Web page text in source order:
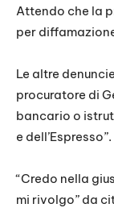
Attendo che la
per
Le altre
procuratore di
bancario o
e dell’Espresso”.
“Credo nella
mi rivolgo” da